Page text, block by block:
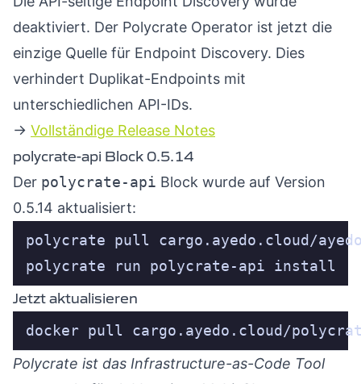
deaktiviert. Der Polycrate Operator ist jetzt die
einzige Quelle für Endpoint Discovery. Dies
verhindert Duplikat-Endpoints mit
unterschiedlichen API-IDs.
→ Vollständige Release Notes
polycrate-api Block 0.5.14
Der polycrate-api Block wurde auf Version
0.5.14 aktualisiert:
polycrate run polycrate-api install
Jetzt aktualisieren
docker pull cargo.ayedo.cloud/
Polycrate ist das Infrastructure-as-Code Tool